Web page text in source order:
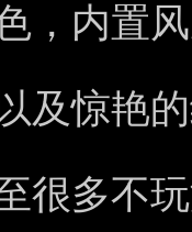
，内置
及惊艳
很多不